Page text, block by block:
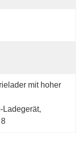
mit hoher
Ladegerät,